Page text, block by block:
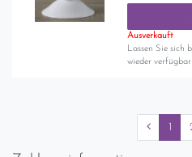
Ausverkauft
Lassen Sie sich
wieder
1